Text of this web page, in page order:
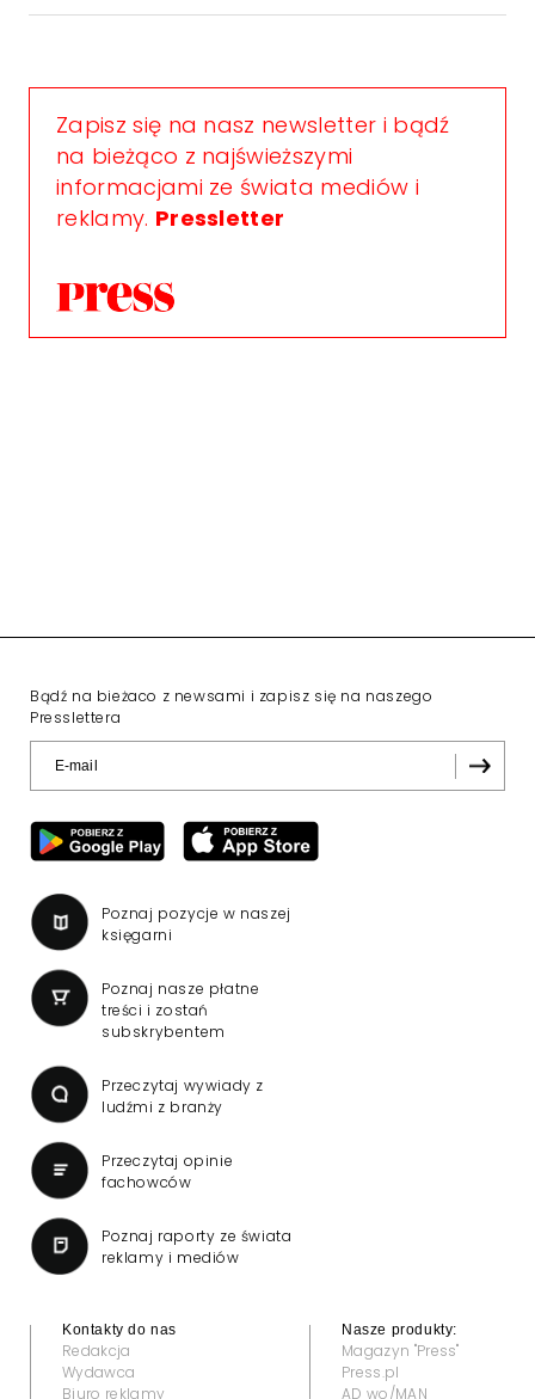
Zapisz się na nasz newsletter i bądź
na bieżąco z najświeższymi
informacjami ze świata mediów i
reklamy. Pressletter
Bądź na bieżaco z newsami i zapisz się na naszego
Presslettera
Poznaj pozycje w naszej
księgarni
Poznaj nasze płatne
treści i zostań
subskrybentem
Przeczytaj wywiady z
ludźmi z branży
Przeczytaj opinie
fachowców
Poznaj raporty ze świata
reklamy i mediów
Kontakty do nas
Redakcja
Wydawca
Biuro reklamy
Nasze produkty:
Magazyn "Press"
Press.pl
AD wo/MAN